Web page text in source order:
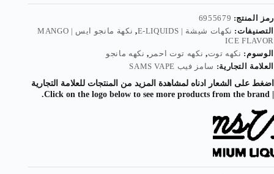
رمز المنتج: 6955679
التصنيفات: نكهات شيشة | E-LIQUIDS ,
نكهة مانجو ايس | MANGO
ICE FLAVOR
الوسوم: نكهه توت, نكهه توت احمر , نكهه مانجو
العلامة التجارية: سامز فيب SAMS VAPE
اضغط على الشعار ادناه لمشاهدة المزيد من المنتجات للعلامة التجارية
| Click on the logo below to see more products from the brand.